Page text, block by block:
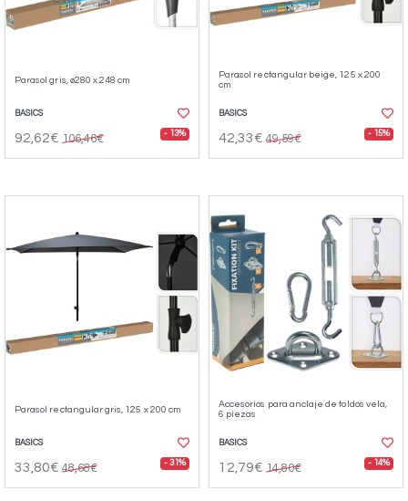
Parasol gris, ø280 x 248 cm
BASICS
92,62€ 106,46€ - 13%
Parasol rectangular beige, 125 x 200
cm
BASICS
42,33€ 49,59€ - 15%
Parasol rectangular gris, 125 x 200 cm
BASICS
33,80€ 48,68€ - 31%
Accesorios para anclaje de toldos vela,
6 piezas
BASICS
12,79€ 14,80€ - 14%